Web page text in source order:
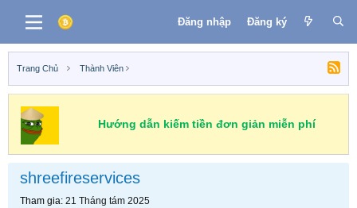
Đăng nhập Đăng ký
Trang Chủ Thành Viên
Hướng dẫn kiếm tiền đơn giản miễn phí
shreefireservices
Tham gia 21 Tháng tám 2025